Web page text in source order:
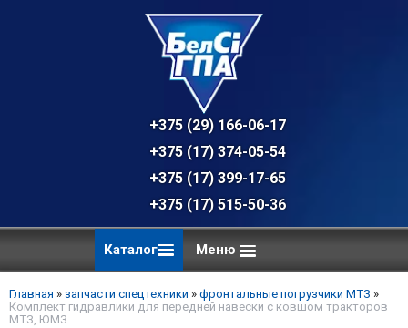
+375 (29) 166-06-17 - техническая
+375 (17) 374-05-54 - общий отдел,
+375 (17) 399-17-65
+375 (17) 515-50-36
Каталог Меню
Главная » запчасти спецтехники » фронтальные погрузчики МТЗ »
Комплект гидравлики для передней навески с ковшом тракторов
МТЗ, ЮМЗ